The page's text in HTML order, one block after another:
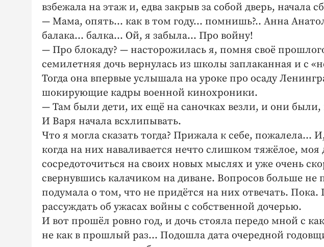
взбежала на этаж и, едва закрыв за собой дверь, начала
— Мама, опять… как в том году… помнишь?.. Анна
балака… балка… Ой, я забыла… Про войну!
— Про блокаду? — насторожилась я, помня своё
семилетняя дочь вернулась из школы заплаканная и с
Тогда она впервые услышала на уроке про осаду
шокирующие кадры военной кинохроники.
— Там были дети, их ещё на саночках везли, и они
И Варя начала всхлипывать.
Что я могла сказать тогда? Прижала к себе, пожалела…
когда на них наваливается нечто слишком тяжёлое, моя
сосредоточиться на своих новых мыслях и уже очень
свернувшись калачиком на диване. Вопросов больше не
подумала о том, что не придётся на них отвечать. Пока.
рассуждать об ужасах войны с собственной дочерью.
И вот прошёл ровно год, и дочь стояла передо мной с
не как в прошлый раз… Подошла дата очередной